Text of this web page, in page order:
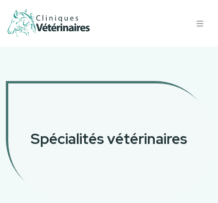
Spécialités vétérinaires